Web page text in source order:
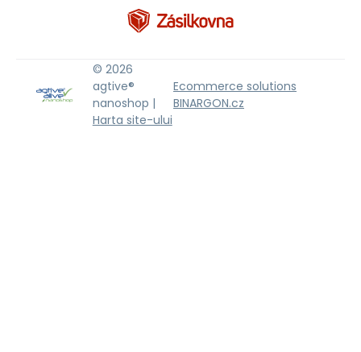
© 2026
agtive®
nanoshop |
Harta site-ului
Ecommerce solutions
BINARGON.cz